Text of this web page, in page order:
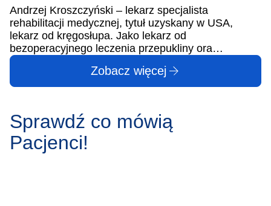
Andrzej Kroszczyński – lekarz specjalista
rehabilitacji medycznej, tytuł uzyskany w USA,
lekarz od kręgosłupa. Jako lekarz od
bezoperacyjnego leczenia przepukliny ora…
Zobacz więcej
Sprawdź co mówią
Pacjenci!